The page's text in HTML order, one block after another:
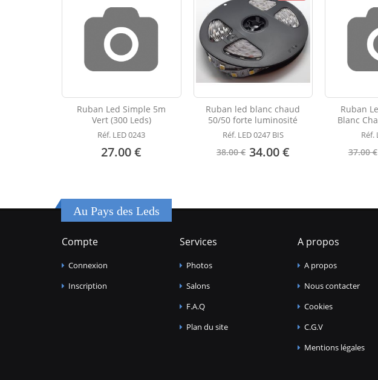
Ruban Led Simple 5m
Vert (300 Leds)
Réf. LED 0243
27.00 €
Ruban led blanc chaud
50/50 forte luminosité
Réf. LED 0247 BIS
38.00 € 34.00 €
Ruban
Blanc
Réf.
37.00 €
Au Pays des Leds
Compte
Connexion
Inscription
Services
Photos
Salons
F.A.Q
Plan du site
A propos
A propos
Nous contacter
Cookies
C.G.V
Mentions légales